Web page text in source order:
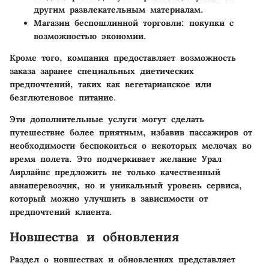
другим развлекательным материалам.
Магазин беспошлинной торговли: покупки с
возможностью экономии.
Кроме того, компания предоставляет возможность
заказа заранее специальных диетических
предпочтений, таких как вегетарианское или
безглютеновое питание.
Эти дополнительные услуги могут сделать
путешествие более приятным, избавив пассажиров от
необходимости беспокоиться о некоторых мелочах во
время полета. Это подчеркивает желание Урал
Аирлайнс предложить не только качественный
авиаперевозчик, но и уникальный уровень сервиса,
который можно улучшить в зависимости от
предпочтений клиента.
Новшества и обновления
Раздел о новшествах и обновлениях представляет